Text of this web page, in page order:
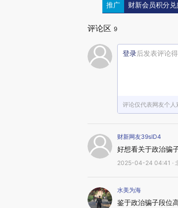
推广 财新会员积分兑
评论区 9
登录后发表评论
评论仅代表网友个
财新网友39sID4
好想看关于政治骗
2025-04-24 04:41 ·
水美为海
鉴于政治骗子段位